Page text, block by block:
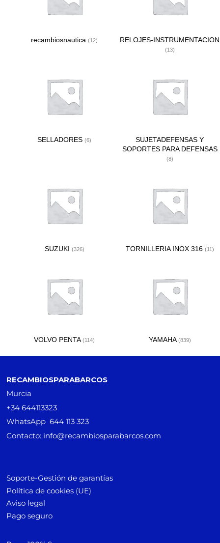
recambiosnautica(12) RELOJES-INSTRUMENTACION
(13)
SELLADORES(6)
SUJETADEFENSAS Y
SOPORTES PARA DEFENSAS
(8)
SUZUKI (326) TORNILLERIA INOX 316 (11)
VOLVO PENTA(114) YAMAHA (839)
RECAMBIOSPARABARCOS
Murcia
+34 644113323
WhatsApp 644 113 323
Contacto: info@recambiosparabarcos.com
Soporte-Gestión de garantías
Política de cookies (UE)
Aviso legal
Pago seguro